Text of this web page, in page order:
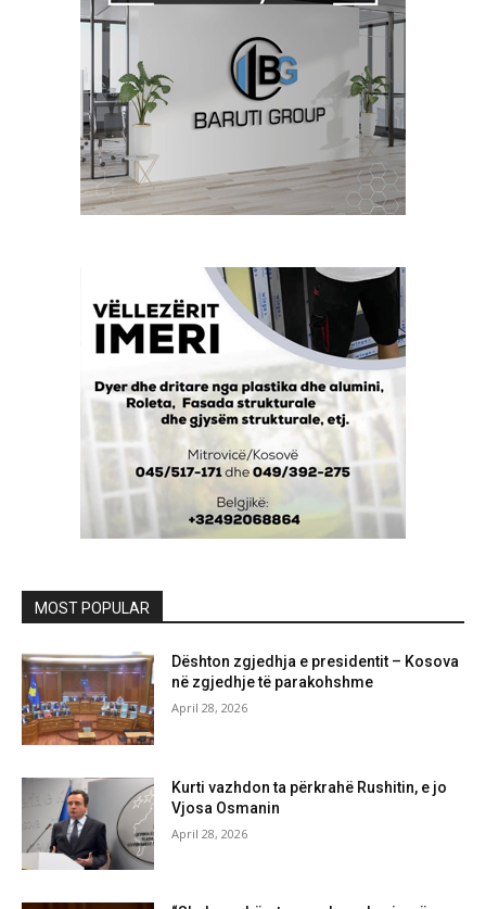
MOST POPULAR
Dështon zgjedhja e presidentit – Kosova
në zgjedhje të parakohshme
April 28, 2026
Kurti vazhdon ta përkrahë Rushitin, e jo
Vjosa Osmanin
April 28, 2026